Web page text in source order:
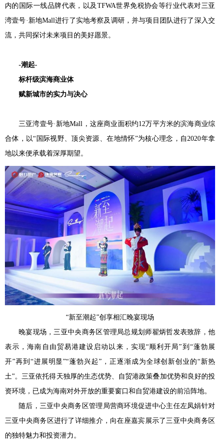
内的国际一线品牌代表，以及TFWA世界免税协会等行业代表对三亚
湾壹号·新地Mall进行了实地考察及调研，并与项目团队进行了深入交
流，共同探讨未来项目的美好愿景。
-潮起-
标杆级滨海商业体
赋新城市的实力与决心
三亚湾壹号·新地Mall，这座商业面积约12万平方米的滨海商业综
合体，以“国际视野、顶尖资源、在地情怀”为核心理念，自2020年拿
地以来便承载着深厚期望。
“新至潮起”创享相汇晚宴现场
晚宴现场，三亚中央商务区管理局总规划师翟炳哲发表致辞，他
表示，海南自由贸易港建设启动以来，实现“顺利开局”到“蓬勃展
开”再到“进展明显”“蓬勃兴起”，正逐渐成为全球创新创业的“新热
土”。三亚依托得天独厚的生态优势、自贸港政策叠加优势和良好的投
资环境，已成为海南对外开放的重要窗口和自贸港建设的前沿阵地。
随后，三亚中央商务区管理局营商环境促进中心主任左凤娟针对
三亚中央商务区进行了详细推介，向在座嘉宾展示了三亚中央商务区
的独特魅力和投资潜力。